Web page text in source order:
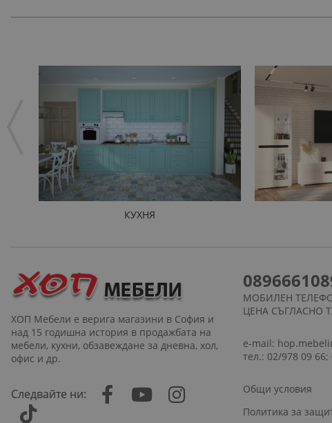
КУХНЯ
ХОП Мебели е верига магазини в София и
над 15 годишна история в продажбата на
мебели, кухни, обзавеждане за дневна, хол,
офис и др.
Следвайте ни:
МОБИЛЕН
ЦЕНА СЪГЛАСНО
e-mail:
тел.: 02/978 09 66;
Общи условия
Политика за